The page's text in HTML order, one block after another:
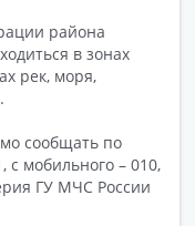
района
в зонах
рек, моря,
сообщать по
с мобильного – 010,
ГУ МЧС России